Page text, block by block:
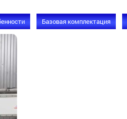
Базовая комплектация